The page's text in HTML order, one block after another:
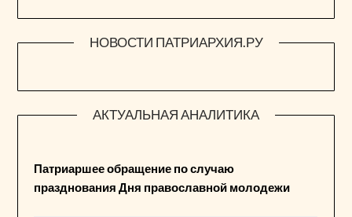
НОВОСТИ ПАТРИАРХИЯ.РУ
АКТУАЛЬНАЯ АНАЛИТИКА
Патриаршее обращение по случаю
празднования Дня православной молодежи